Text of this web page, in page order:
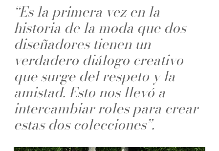
“Es la primera vez en la
historia de la moda que dos
diseñadores tienen un
verdadero diálogo creativo
que surge del respeto y la
amistad. Esto nos llevó a
intercambiar roles para crear
estas dos colecciones”.